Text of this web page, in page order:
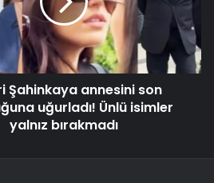
Şahinkaya annesini son
uğurladı! Ünlü isimler
yalnız bırakmadı